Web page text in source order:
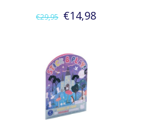
€29,95 €14,98